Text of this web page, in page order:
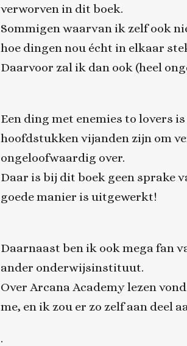
verworven in dit boek.
Sommigen waarvan ik zelf ook
hoe dingen nou écht in elkaar
Daarvoor zal ik dan ook (heel
Een ding met enemies to lovers
hoofdstukken vijanden zijn om
ongeloofwaardig over.
Daar is bij dit boek geen sprake
goede manier is uitgewerkt!
Daarnaast ben ik ook mega fan
ander onderwijsinstituut.
Over Arcana Academy lezen
me, en ik zou er zo zelf aan deel
.